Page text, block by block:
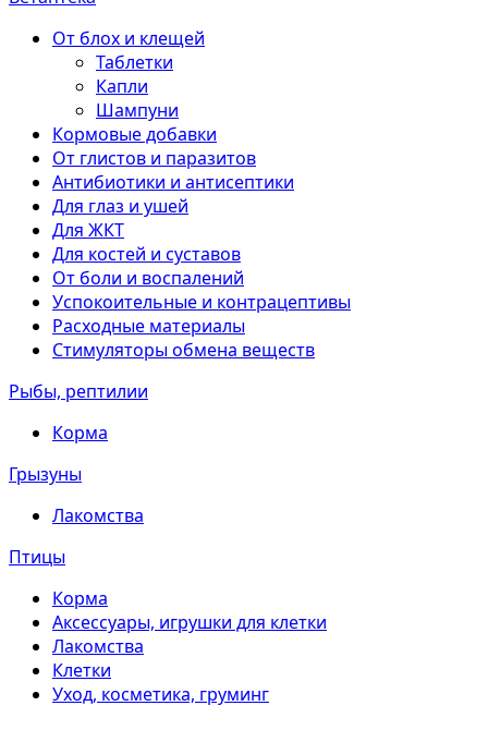
От блох и клещей
Таблетки
Капли
Шампуни
Кормовые добавки
От глистов и паразитов
Антибиотики и антисептики
Для глаз и ушей
Для ЖКТ
Для костей и суставов
От боли и воспалений
Успокоительные и контрацептивы
Расходные материалы
Стимуляторы обмена веществ
Рыбы, рептилии
Корма
Грызуны
Лакомства
Птицы
Корма
Аксессуары, игрушки для клетки
Лакомства
Клетки
Уход, косметика, груминг